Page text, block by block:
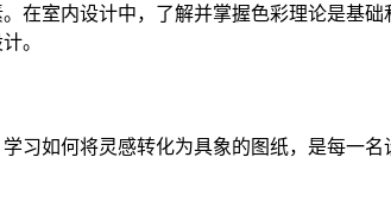
在室内设计中，了解并掌握色彩理论是基
。
习如何将灵感转化为具象的图纸，是每一